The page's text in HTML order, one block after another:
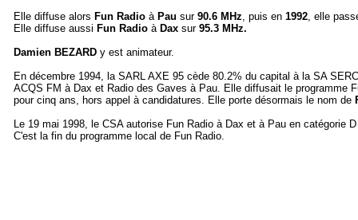
Elle diffuse alors Fun Radio àPau sur90.6 MHz, puis en 1992, elle
Elle diffuse aussi Fun Radio àDax sur95.3 MHz.
Damien BEZARD y est animateur.
En décembre 1994, la SARL AXE 95 cède 80.2% du capital à la SA
ACQS FM à Dax et Radio des Gaves à Pau. Elle diffusait le programme
pour cinq ans, hors appel à candidatures. Elle porte désormais le nom de
Le 19 mai 1998, le CSA autorise Fun Radio à Dax et à Pau en catégorie
C'est la fin du programme local de Fun Radio.